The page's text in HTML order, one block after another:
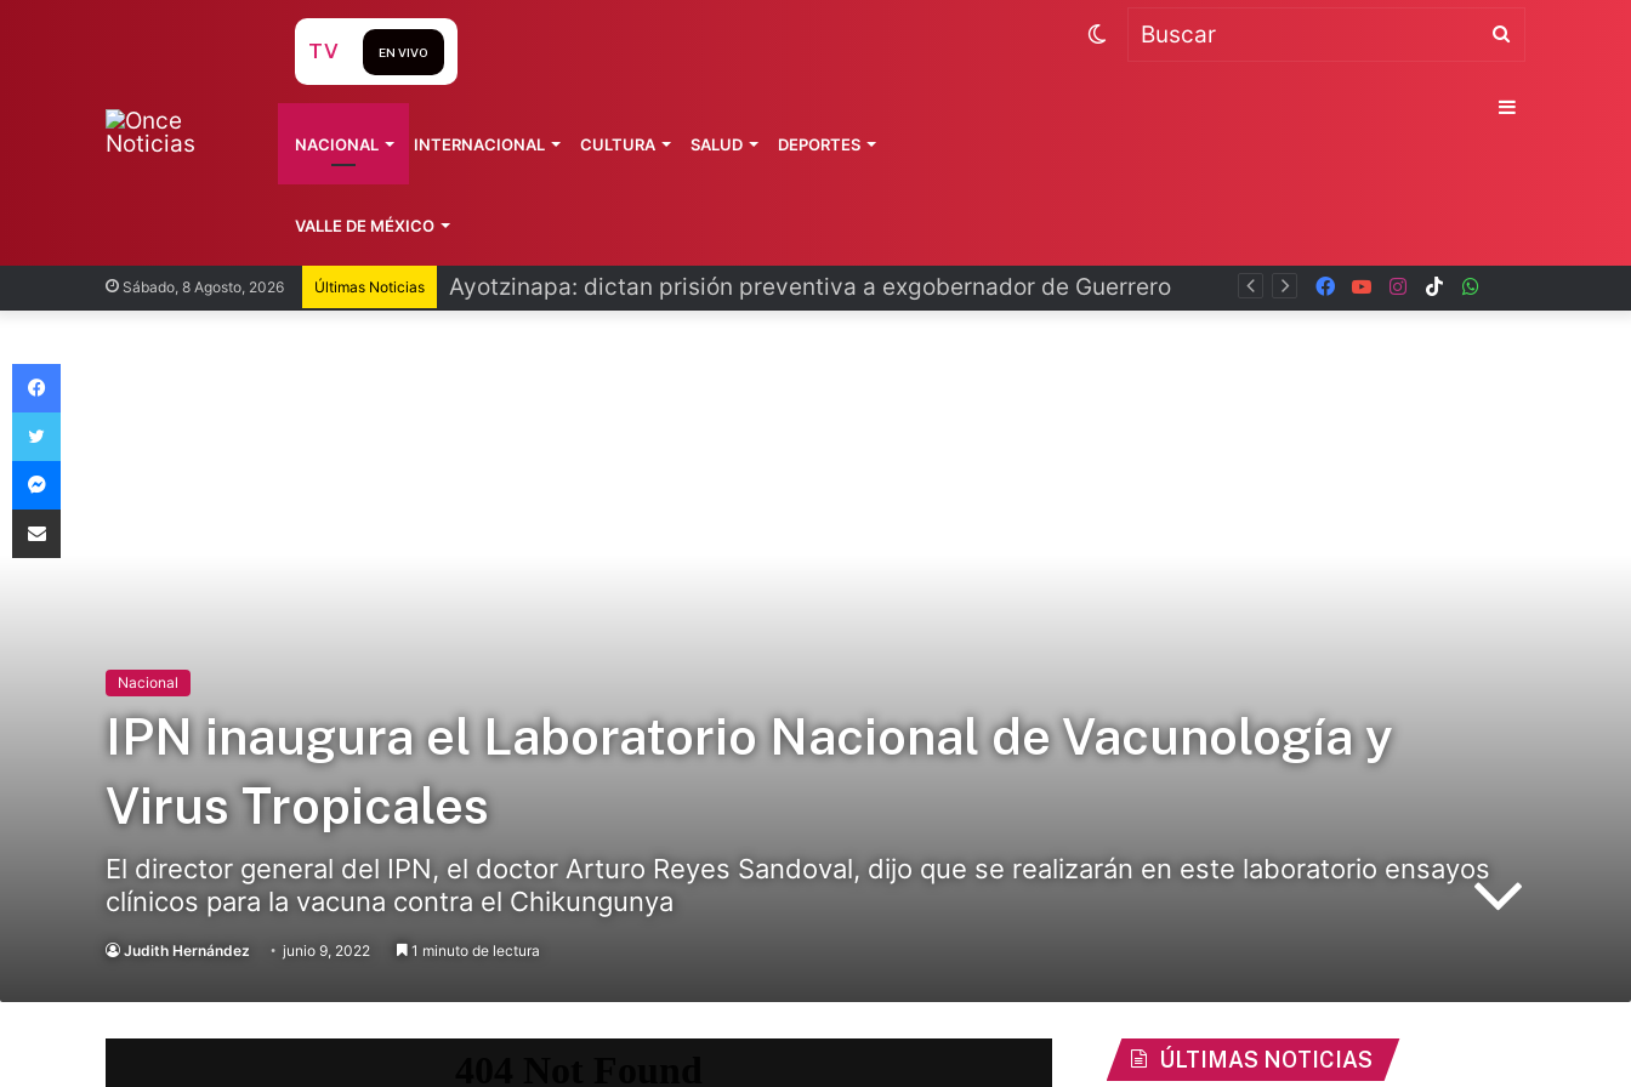
Sábado, 8 Agosto, 2026 Últimas Noticias Infantino se disculpa tras polémico plan de FIFA TikTok
Instagram
YouTube
Facebook
TV EN VIVO
NACIONAL INTERNACIONAL CULTURA SALUD DEPORTES
VALLE DE MÉXICO
Buscar
Switch
Sidebar
Nacional
IPN inaugura el Laboratorio Nacional de Vacunología y
Virus Tropicales
El director general del IPN, el doctor Arturo Reyes Sandoval, dijo que se realizarán en este laboratorio ensayos
clínicos para la vacuna contra el Chikungunya
Judith Hernández junio 9, 2022 1 minuto de lectura
ÚLTIMAS NOTICIAS
Facebook
Twitter
Messenger
Compartir vía Email